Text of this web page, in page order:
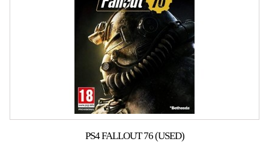
PS4 FALLOUT 76 (USED)